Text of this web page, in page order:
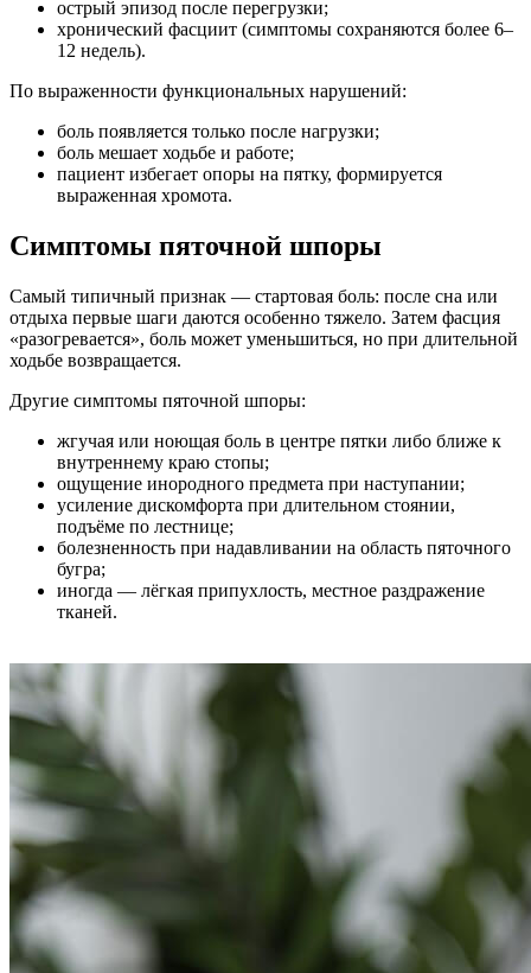
острый эпизод после перегрузки;
хронический фасциит (симптомы сохраняются более 6–
12 недель).
По выраженности функциональных нарушений:
боль появляется только после нагрузки;
боль мешает ходьбе и работе;
пациент избегает опоры на пятку, формируется
выраженная хромота.
Симптомы пяточной шпоры
Самый типичный признак — стартовая боль: после сна или
отдыха первые шаги даются особенно тяжело. Затем фасция
«разогревается», боль может уменьшиться, но при длительной
ходьбе возвращается.
Другие симптомы пяточной шпоры:
жгучая или ноющая боль в центре пятки либо ближе к
внутреннему краю стопы;
ощущение инородного предмета при наступании;
усиление дискомфорта при длительном стоянии,
подъёме по лестнице;
болезненность при надавливании на область пяточного
бугра;
иногда — лёгкая припухлость, местное раздражение
тканей.